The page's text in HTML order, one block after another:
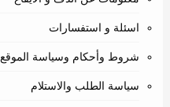
اسئلة و استفسارات
شروط وأحكام وسياسة الموقع
سياسة الطلب والاستلام